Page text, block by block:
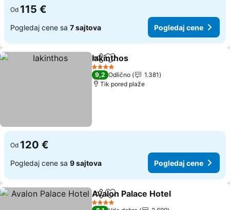
Od 115 €
Pogledaj cene sa 7 sajtova Pogledaj cene
Deli Dodati u favorite
Iakinthos
4 Zvezdice
9,2 Odlično
1.381
Tik pored plaže
Od 120 €
Pogledaj cene sa 9 sajtova Pogledaj cene
Deli Dodati u favorite
Avalon Palace Hotel
4 Zvezdice